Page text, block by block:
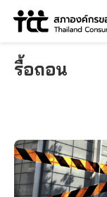
Skip
รื้อถอน